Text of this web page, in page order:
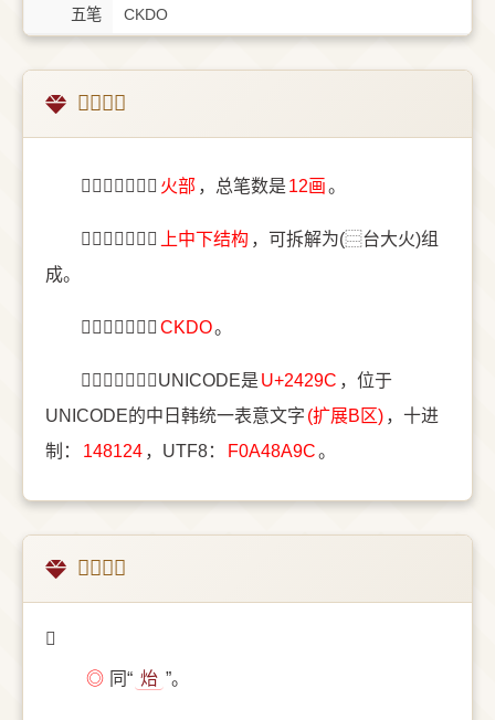
五笔 CKDO
𤊜字概述
〔𤊜〕字部首是 ⽕部 ，总笔数是 12画。
〔𤊜〕字结构是 上中下结构 ，可拆解为(⿳台大火)组
成。
〔𤊜〕字五笔是 CKDO。
〔𤊜〕字统一码UNICODE是 U+2429C ，位于
UNICODE的中日韩统一表意文字 (扩展B区) ，十进
制：
148124 ，UTF8： F0A48A9C。
𤊜的意思
𤊜
◎ 同“ 炲 ”。